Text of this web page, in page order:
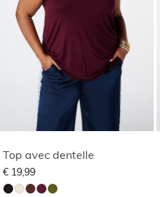
Top avec dentelle
€ 19,99